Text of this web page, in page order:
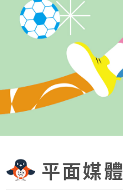
平面媒體